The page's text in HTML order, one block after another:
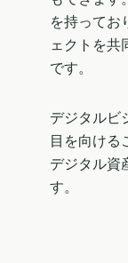
を持ってお
ェクトを共
です。
デジタルビ
目を向ける
デジタル資
す。